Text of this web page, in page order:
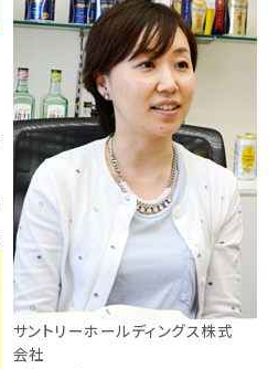
サントリーホールディングス株式
会社